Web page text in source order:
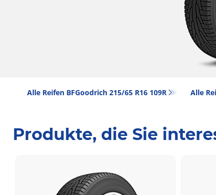
Alle Reifen BFGoodrich 215/65 R16 109R Alle
Produkte, die Sie